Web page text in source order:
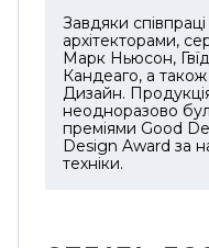
Завдяки
архітекторами,
Марк Ньюсон,
Кандеаго, а
Дизайн.
неодноразово
преміями Good
Design Award за
техніки.